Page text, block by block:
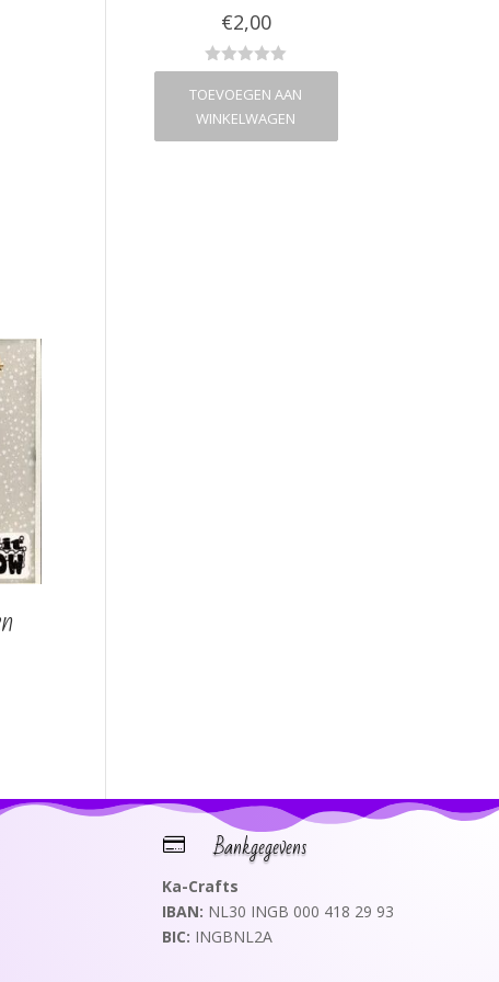
€2,00
TOEVOEGEN AAN
WINKELWAGEN
 Bankgegevens
Ka-Crafts
IBAN: NL30 INGB 000 418 29 93
BIC: INGBNL2A